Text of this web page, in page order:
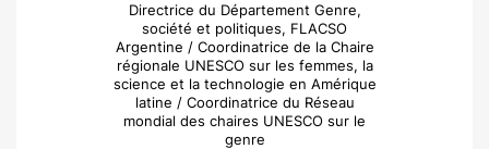
Directrice du Département Genre,
société et politiques, FLACSO
Argentine / Coordinatrice de la Chaire
régionale UNESCO sur les femmes, la
science et la technologie en Amérique
latine / Coordinatrice du Réseau
mondial des chaires UNESCO sur le
genre